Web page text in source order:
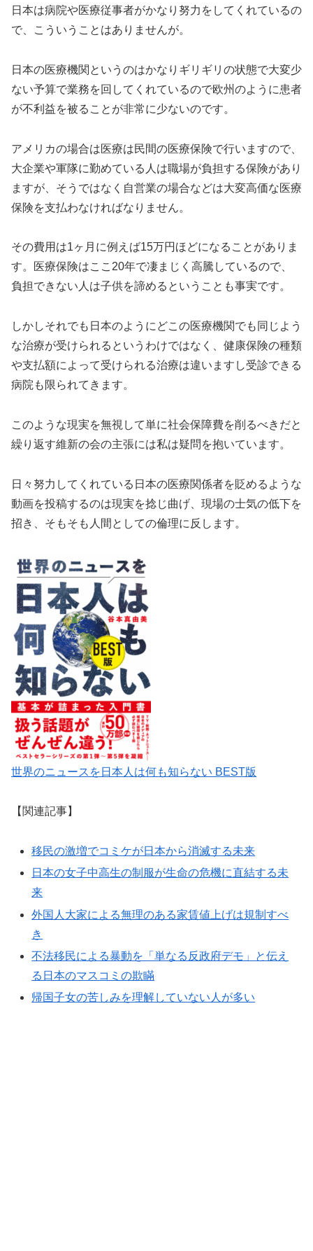
日本は病院や医療従事者がかなり努力をしてくれているの
で、こういうことはありませんが。
日本の医療機関というのはかなりギリギリの状態で大変少
ない予算で業務を回してくれているので欧州のように患者
が不利益を被ることが非常に少ないのです。
アメリカの場合は医療は民間の医療保険で行いますので、
大企業や軍隊に勤めている人は職場が負担する保険があり
ますが、そうではなく自営業の場合などは大変高価な医療
保険を支払わなければなりません。
その費用は1ヶ月に例えば15万円ほどになることがありま
す。医療保険はここ20年で凄まじく高騰しているので、
負担できない人は子供を諦めるということも事実です。
しかしそれでも日本のようにどこの医療機関でも同じよう
な治療が受けられるというわけではなく、健康保険の種類
や支払額によって受けられる治療は違いますし受診できる
病院も限られてきます。
このような現実を無視して単に社会保障費を削るべきだと
繰り返す維新の会の主張には私は疑問を抱いています。
日々努力してくれている日本の医療関係者を貶めるような
動画を投稿するのは現実を捻じ曲げ、現場の士気の低下を
招き、そもそも人間としての倫理に反します。
世界のニュースを日本人は何も知らない BEST版
【関連記事】
移民の激増でコミケが日本から消滅する未来
日本の女子中高生の制服が生命の危機に直結する未
来
外国人大家による無理のある家賃値上げは規制すべ
き
不法移民による暴動を「単なる反政府デモ」と伝え
る日本のマスコミの欺瞞
帰国子女の苦しみを理解していない人が多い